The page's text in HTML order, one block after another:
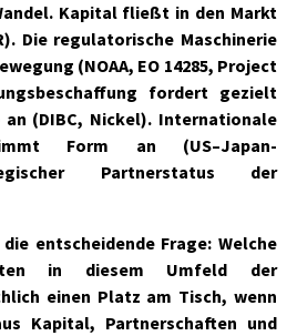
Kapital fließt in den Markt
Die regulatorische Maschinerie
(NOAA, EO 14285, Project
fordert gezielt
(DIBC, Nickel). Internationale
Form an (US–Japan-
Partnerstatus der
entscheidende Frage: Welche
in diesem Umfeld der
einen Platz am Tisch, wenn
Kapital, Partnerschaften und